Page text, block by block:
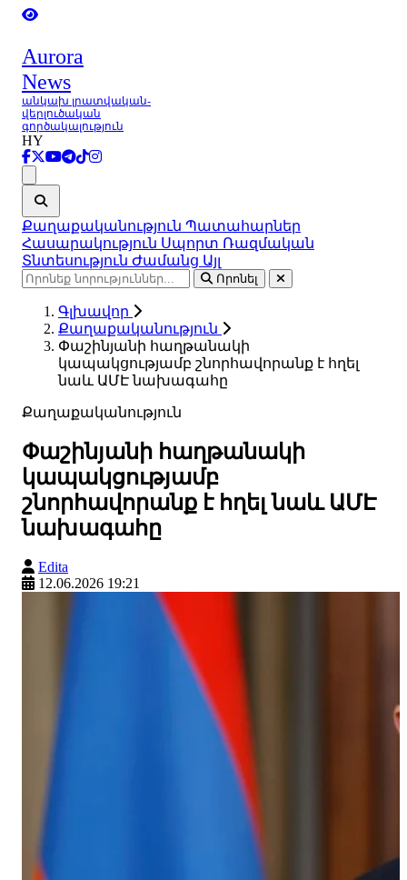
Aurora
News
անկախ լրատվական-
վերլուծական
գործակալություն
HY
Քաղաքականություն Պատահարներ
Հասարակություն Սպորտ Ռազմական
Տնտեսություն Ժամանց Այլ
Որոնել
Գլխավոր
Քաղաքականություն
Փաշինյանի հաղթանակի
կապակցությամբ շնորհավորանք է հղել
նաև ԱՄԷ նախագահը
Քաղաքականություն
Փաշինյանի հաղթանակի
կապակցությամբ
շնորհավորանք է հղել նաև ԱՄԷ
նախագահը
Edita
12.06.2026 19:21